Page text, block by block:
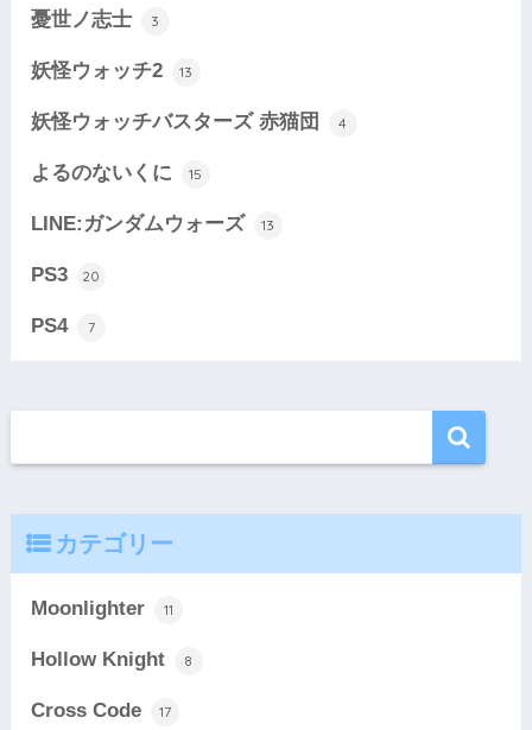
憂世ノ志士 3
妖怪ウォッチ2 13
妖怪ウォッチバスターズ 赤猫団 4
よるのないくに 15
LINE:ガンダムウォーズ 13
PS3 20
PS4 7
カテゴリー
Moonlighter 11
Hollow Knight 8
Cross Code 17